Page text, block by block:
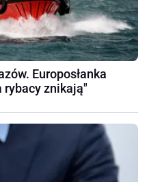
Europosłanka
rybacy znikają"